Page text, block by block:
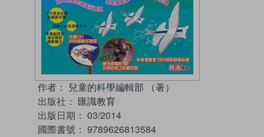
作者： 兒童的科學編輯部 （著）
出版社： 匯識教育
出版日期： 03/2014
國際書號： 9789626813584